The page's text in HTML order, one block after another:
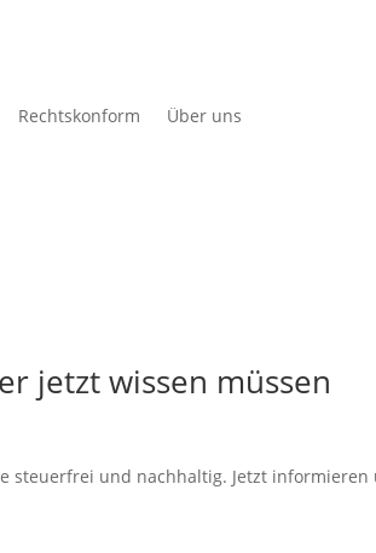
Rechtskonform Über uns
jetzt wissen müssen
steuerfrei und nachhaltig. Jetzt informieren